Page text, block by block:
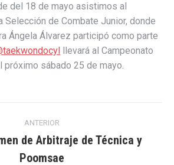
del 18 de mayo asistimos al
Selección de Combate Junior, donde
Ángela Álvarez participó como parte
llevará al Campeonato
próximo sábado 25 de mayo.
ANTERIOR
Publicación
de Arbitraje de Técnica y
Poomsae